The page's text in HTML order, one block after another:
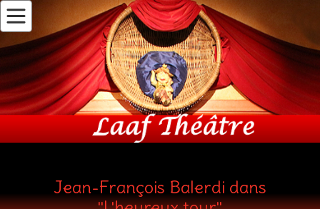
Jean-François Balerdi dans